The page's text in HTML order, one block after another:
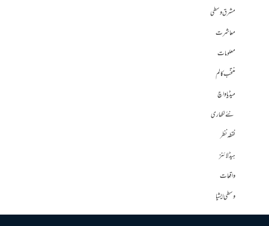
مشرق وسطی
معاشرت
معلومات
منتخب کالم
میڈیا واچ
نئے لکھاری
نقطہ نظر
ہیڈلائنز
واقعات
وسطی ایشیا